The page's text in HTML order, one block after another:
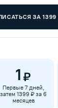
ЗА1399
1 ₽
Первые 7 дней,
затем 1399 ₽ за 6
месяцев